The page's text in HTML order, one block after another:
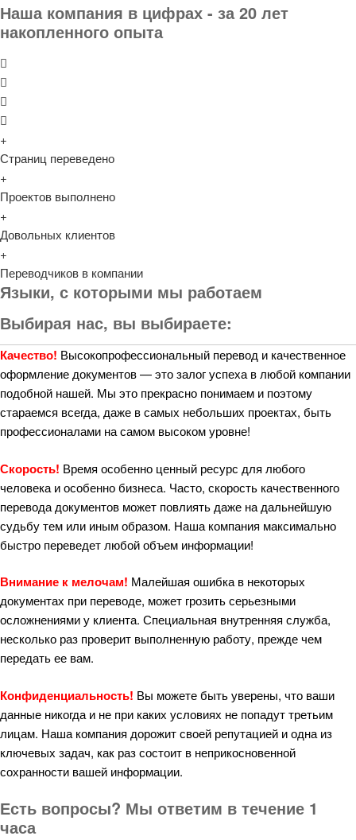
Наша компания в цифрах - за 20 лет
накопленного опыта
+
Страниц переведено
+
Проектов выполнено
+
Довольных клиентов
+
Переводчиков в компании
Языки, с которыми мы работаем
Выбирая нас, вы выбираете:
Качество! Высокопрофессиональный перевод и качественное
оформление документов — это залог успеха в любой компании
подобной нашей. Мы это прекрасно понимаем и поэтому
стараемся всегда, даже в самых небольших проектах, быть
профессионалами на самом высоком уровне!
Скорость! Время особенно ценный ресурс для любого
человека и особенно бизнеса. Часто, скорость качественного
перевода документов может повлиять даже на дальнейшую
судьбу тем или иным образом. Наша компания максимально
быстро переведет любой объем информации!
Внимание к мелочам! Малейшая ошибка в некоторых
документах при переводе, может грозить серьезными
осложнениями у клиента. Специальная внутренняя служба,
несколько раз проверит выполненную работу, прежде чем
передать ее вам.
Конфиденциальность! Вы можете быть уверены, что ваши
данные никогда и не при каких условиях не попадут третьим
лицам. Наша компания дорожит своей репутацией и одна из
ключевых задач, как раз состоит в неприкосновенной
сохранности вашей информации.
Есть вопросы? Мы ответим в течение 1
часа